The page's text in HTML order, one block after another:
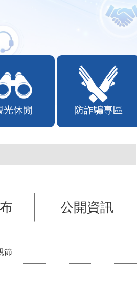
光休閒 防詐騙專區
公開資訊
節